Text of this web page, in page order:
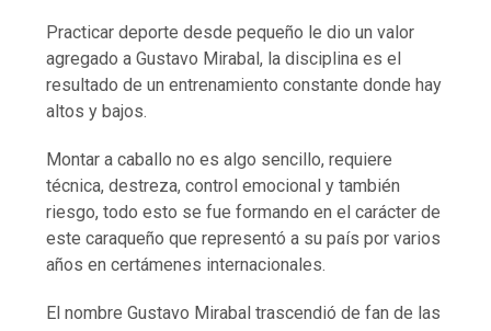
Practicar deporte desde pequeño le dio un valor
agregado a Gustavo Mirabal, la disciplina es el
resultado de un entrenamiento constante donde hay
altos y bajos.
Montar a caballo no es algo sencillo, requiere
técnica, destreza, control emocional y también
riesgo, todo esto se fue formando en el carácter de
este caraqueño que representó a su país por varios
años en certámenes internacionales.
El nombre Gustavo Mirabal trascendió de fan de las